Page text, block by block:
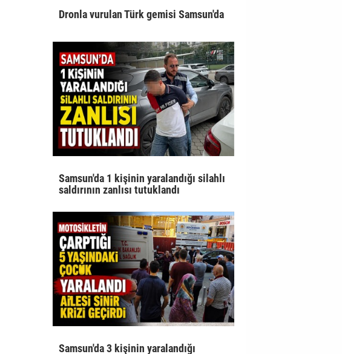
Dronla vurulan Türk gemisi Samsun'da
Samsun'da 1 kişinin yaralandığı silahlı
saldırının zanlısı tutuklandı
Samsun'da 3 kişinin yaralandığı